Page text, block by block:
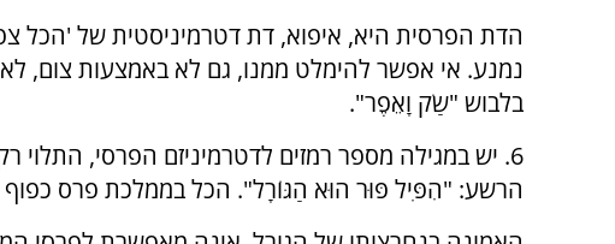
הדת הפרסית היא, איפוא, דת דטרמיניסטית של 'הכל
נמנע. אי אפשר להימלט ממנו, גם לא באמצעות צום,
בלבוש "שַׂק וָאֵפֶר".
6. יש במגילה מספר רמזים לדטרמיניזם הפרסי,
הרשע: "הִפִּיל פּוּר הוּא הַגּוֹרָל". הכל בממלכת פרס כפוף